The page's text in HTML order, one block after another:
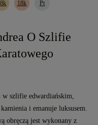
18k Pt
O Szlifie
w szlifie edwardiańskim,
i emanuje luksusem.
obręczą jest wykonany z